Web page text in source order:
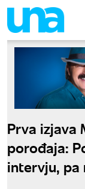
Prva izjava
porođaja:
intervju, pa